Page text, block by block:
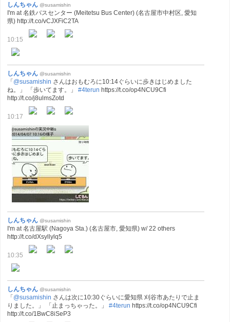
しんちゃん @susamishin
I'm at 名鉄バスセンター (Meitetsu Bus Center) (名古屋市中村区, 愛知
県) http://t.co/vCJXFiC2TA
10:15
しんちゃん @susamishin
「@susamishin さんはおもむろに10:14ぐらいに歩きはじめました
ね。」 「歩いてます。」 #4terun https://t.co/op4NCU9Cfi
http://t.co/j8ulmsZotd
10:17
しんちゃん @susamishin
I'm at 名古屋駅 (Nagoya Sta.) (名古屋市, 愛知県) w/ 22 others
http://t.co/dXsyllylq5
10:35
しんちゃん @susamishin
「@susamishin さんは次に10:30ぐらいに愛知県 刈谷市あたりで止ま
りました。」 「止まっちゃった。」 #4terun https://t.co/op4NCU9Cfi
http://t.co/1BwC8iSeP3